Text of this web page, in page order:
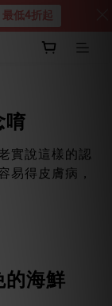
唷
實說這樣的認
易得皮膚病，
海鮮
最低4折起